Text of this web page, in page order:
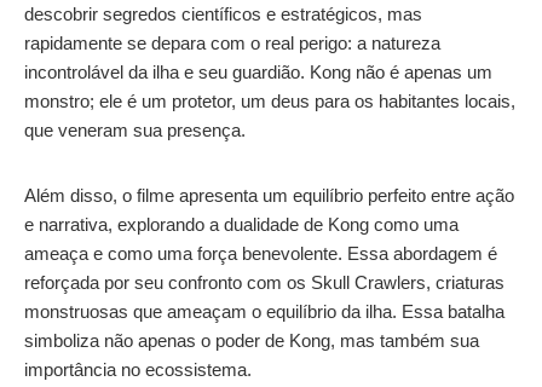
descobrir segredos científicos e estratégicos, mas
rapidamente se depara com o real perigo: a natureza
incontrolável da ilha e seu guardião. Kong não é apenas um
monstro; ele é um protetor, um deus para os habitantes locais,
que veneram sua presença.
Além disso, o filme apresenta um equilíbrio perfeito entre ação
e narrativa, explorando a dualidade de Kong como uma
ameaça e como uma força benevolente. Essa abordagem é
reforçada por seu confronto com os Skull Crawlers, criaturas
monstruosas que ameaçam o equilíbrio da ilha. Essa batalha
simboliza não apenas o poder de Kong, mas também sua
importância no ecossistema.